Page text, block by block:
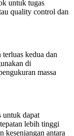
untuk tugas
quality control dan
kedua dan
di
massa
untuk dapat
lebih tinggi
kesenjangan antara